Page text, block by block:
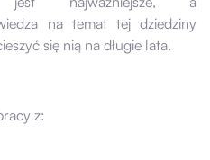
na temat tej dziedziny
się nią na długie lata.
z: